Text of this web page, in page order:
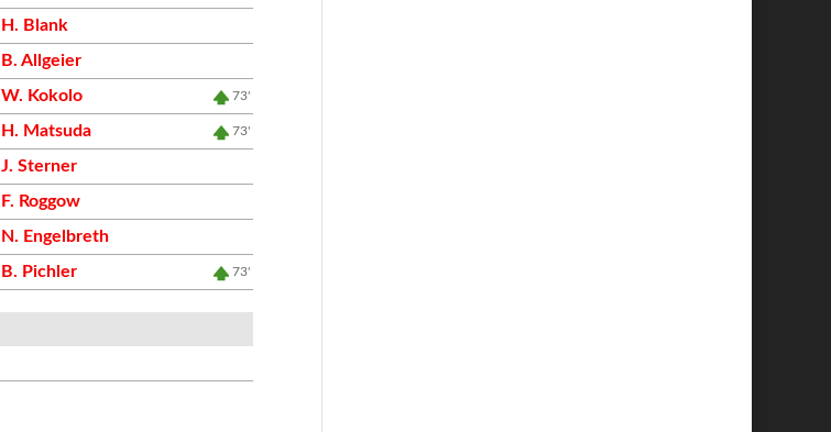
H. Blank
B. Allgeier
W. Kokolo 73'
H. Matsuda 73'
J. Sterner
F. Roggow
N. Engelbreth
B. Pichler 73'